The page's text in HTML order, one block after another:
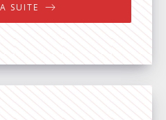
SUITE